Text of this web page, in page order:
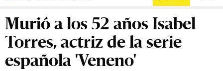
Murió a los 52 años Isabel
Torres, actriz de la serie
española 'Veneno'